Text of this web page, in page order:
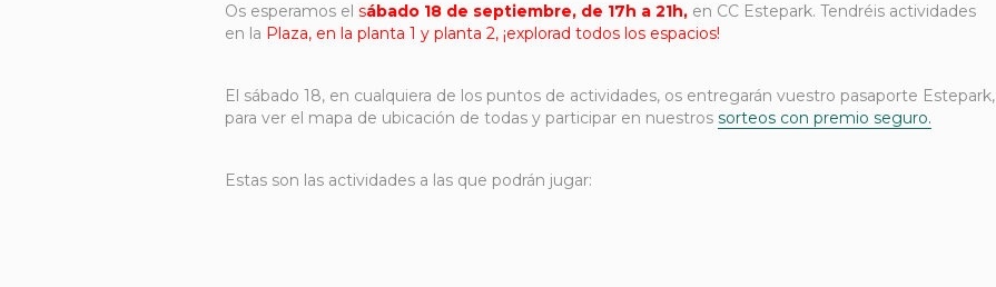
Os esperamos el sábado 18 de septiembre, de 17h a 21h, en CC Estepark. Tendréis actividades
en la Plaza, en la planta 1 y planta 2, ¡explorad todos los espacios!
El sábado 18, en cualquiera de los puntos de actividades, os entregarán vuestro pasaporte Estepark,
para ver el mapa de ubicación de todas y participar en nuestros sorteos con premio seguro.
Estas son las actividades a las que podrán jugar: